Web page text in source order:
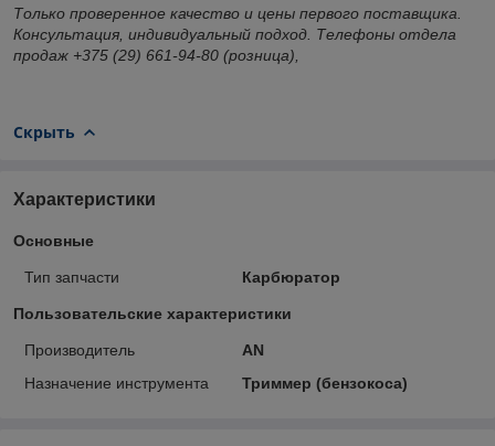
Только проверенное качество и цены первого поставщика.
Консультация, индивидуальный подход. Телефоны отдела
продаж +375 (29) 661-94-80 (розница),
Скрыть
Характеристики
Основные
Тип запчасти Карбюратор
Пользовательские характеристики
Производитель
AN
Назначение инструмента
Триммер (бензокоса)